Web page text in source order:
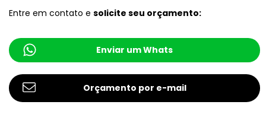
Entre em contato e solicite seu orçamento:
Enviar um Whats